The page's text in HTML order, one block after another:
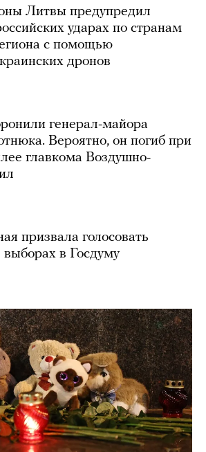
Литвы предупредил
ударах по странам
с помощью
дронов
генерал-майора
Вероятно, он погиб при
главкома Воздушно-
призвала голосовать
выборах в Госдуму